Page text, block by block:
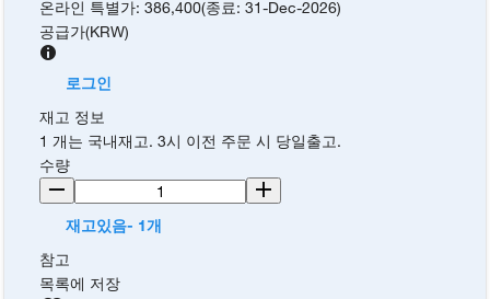
온라인 특별가:386,400(종료:31-Dec-2026)
공급가(KRW)
로그인
재고 정보
1 개는 국내재고. 3시 이전 주문 시 당일출고.
수량
재고있음- 1개
참고
목록에 저장